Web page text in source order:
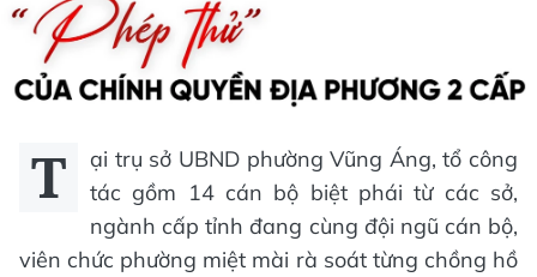
T
ại trụ sở UBND phường Vũng Áng, tổ công
tác gồm 14 cán bộ biệt phái từ các sở,
ngành cấp tỉnh đang cùng đội ngũ cán bộ,
viên chức phường miệt mài rà soát từng chồng hồ